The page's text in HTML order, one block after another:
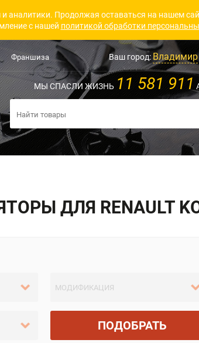
Продолжая оставаться на нашем
с нашей политикой обработки
Франшиза Ваш город:Владимир
МЫ СПАСЛИ ЖИЗНЬ 11 581 911
ДЛЯ RENAULT
ПОДОБРАТЬ